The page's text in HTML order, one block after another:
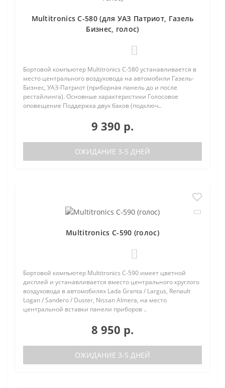
Multitronics C-580 (для УАЗ Патриот, Газель
Бизнес, голос)
Бортовой компьютер Multitronics C-580 устанавливается в
место центрального воздуховода на автомобили Газель-
Бизнес, УАЗ-Патриот (приборная панель до и после
рестайлинга). Основные характеристики Голосовое
оповещение Поддержка двух баков (подключ..
9 390 р.
ОЖИДАНИЕ 3-5 ДНЕЙ
Multitronics C-590 (голос)
Бортовой компьютер Multitronics C-590 имеет цветной
дисплей и устанавливается вместо центрального круглого
воздуховода в автомобилях Lada Granta / Largus, Renault
Logan / Sandero / Duster, Nissan Almera, на место
центральной вставки панели приборов ..
8 950 р.
ОЖИДАНИЕ 3-5 ДНЕЙ